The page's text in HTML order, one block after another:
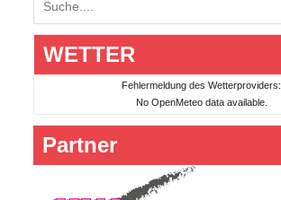
Suchen
WETTER
Fehlermeldung des Wetterproviders:
No OpenMeteo data available.
Partner